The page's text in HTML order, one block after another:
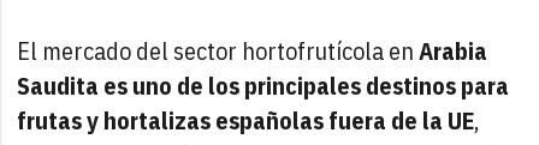
El mercado del sector hortofrutícola enArabia
Saudita es uno de los principales destinos para
frutas y hortalizas españolas fuera de la UE,